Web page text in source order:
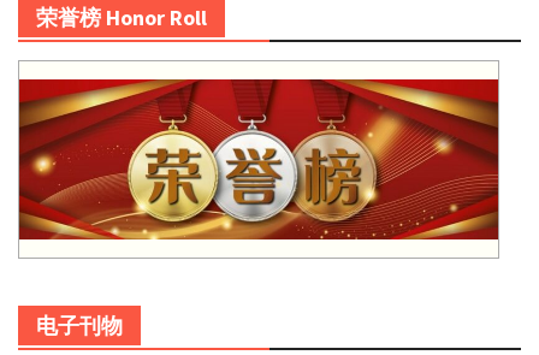
荣誉榜 Honor Roll
电子刊物